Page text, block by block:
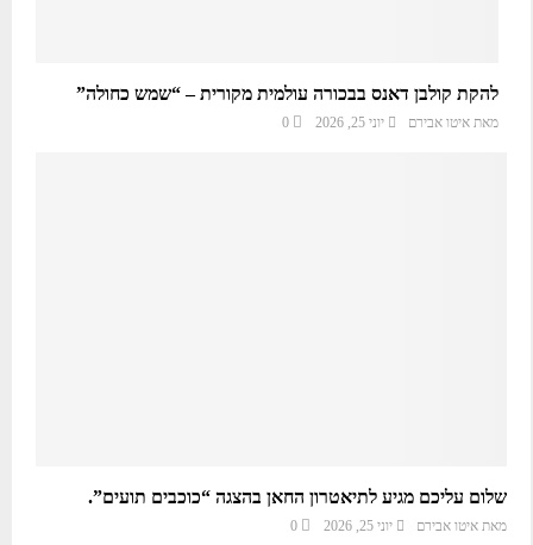
להקת קולבן דאנס בבכורה עולמית מקורית – “שמש כחולה”
מאת איטו אבירם יוני 25, 2026 0
שלום עליכם מגיע לתיאטרון החאן בהצגה “כוכבים תועים”.
מאת איטו אבירם יוני 25, 2026 0